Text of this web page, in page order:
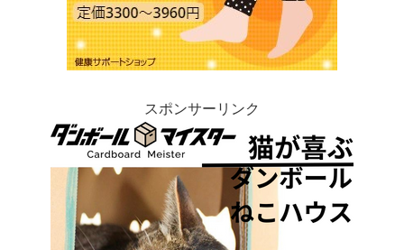
スポンサーリンク